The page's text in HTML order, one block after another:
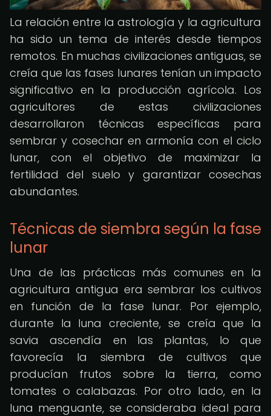
La relación entre la astrología y la agricultura
ha sido un tema de interés desde tiempos
remotos. En muchas civilizaciones antiguas, se
creía que las fases lunares tenían un impacto
significativo en la producción agrícola. Los
agricultores de estas civilizaciones
desarrollaron técnicas específicas para
sembrar y cosechar en armonía con el ciclo
lunar, con el objetivo de maximizar la
fertilidad del suelo y garantizar cosechas
abundantes.
Técnicas de siembra según la fase
lunar
Una de las prácticas más comunes en la
agricultura antigua era sembrar los cultivos
en función de la fase lunar. Por ejemplo,
durante la luna creciente, se creía que la
savia ascendía en las plantas, lo que
favorecía la siembra de cultivos que
producían frutos sobre la tierra, como
tomates o calabazas. Por otro lado, en la
luna menguante, se consideraba ideal para